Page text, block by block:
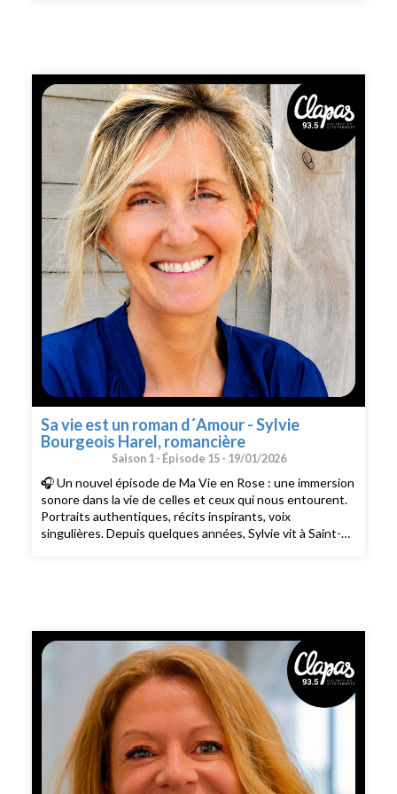
Magazine, il le décrit, comme étant "ni quelqu'un ni
personne. Il est une présence, un miroir. » Mara dont la
renommée ne cesse de croître, en séduisant un public
toujours plus large, aux quatre coins du monde, partage
son atelier au coeur du tiers-lieu Restanque à
Montpellier, un espace vibrant dédié à l´art urbain et
contemporain. Découvrez le parcours fascinant de ce
talent, ses influences uniques et l'impact profond de son
oeuvre, qui continue d´inspirer et de captiver les
passionnés d'art. Merci infiniment à Laura Mari
(Divergence « Terrain vague » et chargée de com Line-
Up)📻 Pour ne manquer aucun nouvel épisode de «Ma
Vie en Rose», abonnez-vous dès maintenant sur votre
plateforme de podcasts préférée. Chaque semaine,
laissez-vous porter par un nouveau portrait sonore pour
nourrir une vie plus positive, constructive et créative.Si
ce podcast vous plaît, pensez à le partager autour de
vous : c’est le meilleur moyen de nous aider à le faire
connaître au plus grand nombre. Vous pouvez aussi nous
soutenir en laissant quelques étoiles et un commentaire,
partage !À retrouver sur toutes les plateformes | Suivez-
nous sur Instagram & Facebook & Linkedin | Une
émission de Radio Clapas.
Sa vie est un roman d´Amour - Sylvie
Bourgeois Harel, romancière
Saison 1 - Épisode 15 - 19/01/2026
🎧 Un nouvel épisode de Ma Vie en Rose : une immersion
sonore dans la vie de celles et ceux qui nous entourent.
Portraits authentiques, récits inspirants, voix
singulières. Depuis quelques années, Sylvie vit à Saint-
textes dont l´écriture est efficace, drôle parfois, mais
surtout toujours émouvante. Venue l´interroger sur son
métier de romancière, je me suis rapidement laissée
emporter par le récit d´une vie riche de rencontres, d
´audace et de curiosité. Je voulais qu´elle me confie une
partie de la sienne. En effet, derrière son sourire
lumineux et sa silhouette légère, la profondeur de son
regard m´a touchée : une profondeur qui est peut-être le
signe d'une blessure, d´un drame, en tous cas, une
profondeur qui apporte la justesse à ses mots. Ah oui, et